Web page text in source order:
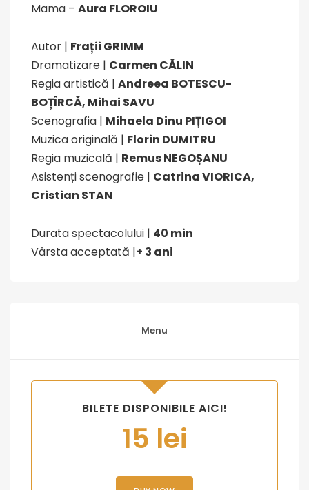
Mama – Aura FLOROIU
Autor | Frații GRIMM
Dramatizare | Carmen CĂLIN
Regia artistică | Andreea BOTESCU-
BOȚÎRCĂ, Mihai SAVU
Scenografia | Mihaela Dinu PIȚIGOI
Muzica originală | Florin DUMITRU
Regia muzicală | Remus NEGOȘANU
Asistenți scenografie | Catrina VIORICA,
Cristian STAN
Durata spectacolului | 40 min
Vârsta acceptată |+ 3 ani
Menu
BILETE DISPONIBILE AICI!
15 lei